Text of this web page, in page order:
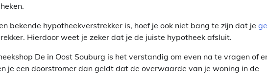
bekende hypotheekverstrekker is, hoef je ook niet bang te zijn dat je
Hierdoor weet je zeker dat je de juiste hypotheek afsluit.
De in Oost Souburg is het verstandig om even na te vragen of
je een doorstromer dan geldt dat de overwaarde van je woning in de